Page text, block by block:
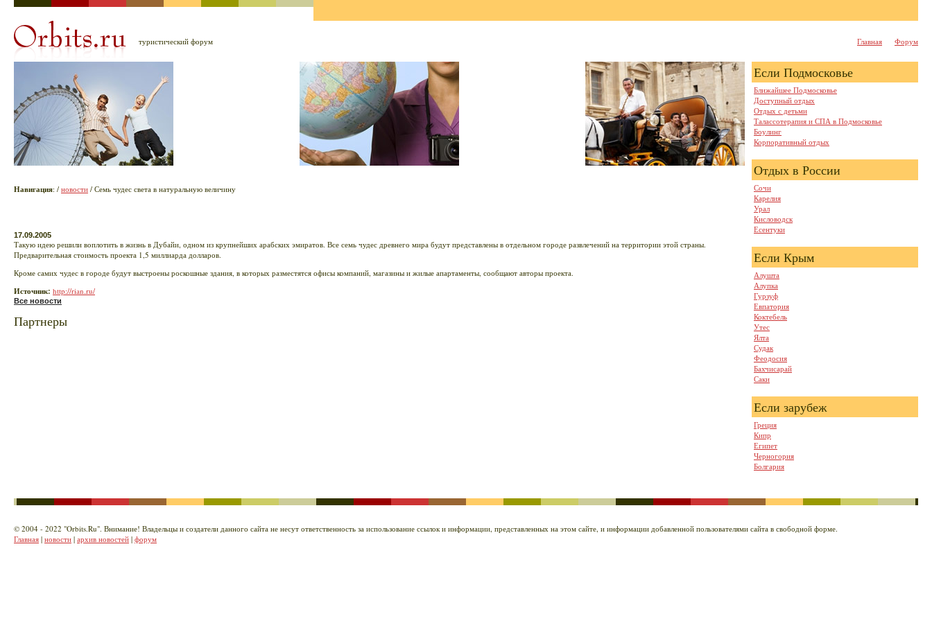
туристический форум Главная Форум
Навигация: / новости / Семь чудес света в натуральную величину
17.09.2005
Такую идею решили воплотить в жизнь в Дубайи, одном из крупнейших арабских эмиратов. Все семь чудес древнего мира будут представлены в отдельном городе развлечений на территории этой страны.
Предварительная стоимость проекта 1,5 миллиарда долларов.
Кроме самих чудес в городе будут выстроены роскошные здания, в которых разместятся офисы компаний, магазины и жилые апартаменты, сообщают авторы проекта.
Источник: http://rian.ru/
Все новости
Партнеры
Если Подмосковье
Ближайшее Подмосковье
Доступный отдых
Отдых с детьми
Талассотерапия и СПА в Подмосковье
Боулинг
Корпоративный отдых
Отдых в России
Сочи
Карелия
Урал
Кисловодск
Есентуки
Если Крым
Алушта
Алупка
Гурзуф
Евпатория
Коктебель
Утес
Ялта
Судак
Феодосия
Бахчисарай
Саки
Если зарубеж
Греция
Кипр
Египет
Черногория
Болгария
© 2004 - 2022 "Orbits.Ru". Внимание! Владельцы и создатели данного сайта не несут ответственность за использование ссылок и информации, представленных на этом сайте, и информации добавленной пользователями сайта в свободной форме.
Главная | новости | архив новостей | форум